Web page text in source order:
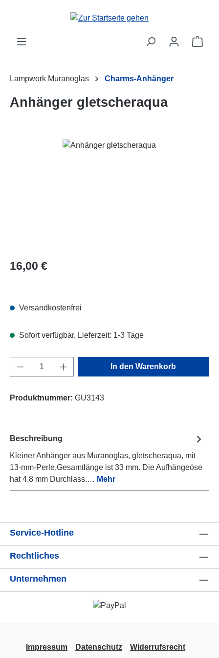
Zum Hauptinhalt springen
Lampwork Muranoglas Charms-Anhänger
Anhänger gletscheraqua
Bildergalerie überspringen
Regulärer Preis:
16,00 €
Versandkostenfrei
Sofort verfügbar, Lieferzeit: 1-3 Tage
Produkt Anzahl: Gib den gewünschten
In den Warenkorb
Produktnummer: GU3143
Beschreibung
Kleiner Anhänger aus Muranoglas, gletscheraqua, mit
13-mm-Perle.Gesamtlänge ist 33 mm. Die Aufhängeöse
hat 4,8 mm Durchlass.… Mehr
Service-Hotline
Rechtliches
Unternehmen
Impressum Datenschutz Widerrufsrecht